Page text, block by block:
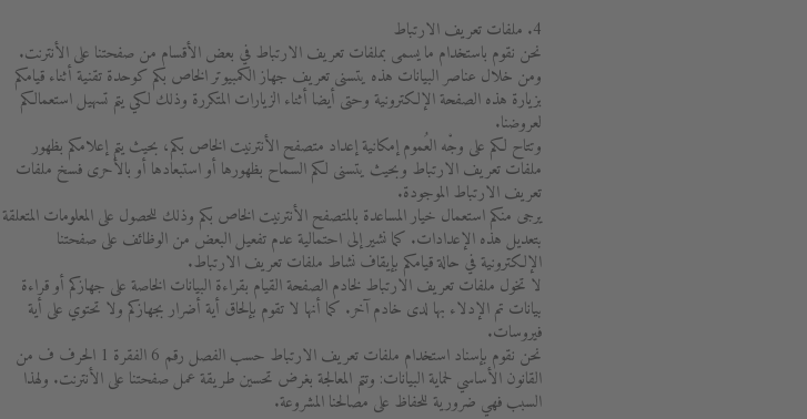
4. ملفات تعريف الارتباط
نحن نقوم باستخدام ما يسمى بملفات تعريف الارتباط في بعض الأقسام من صفحتنا على الأنترنت.
ومن خلال عناصر البيانات هذه يتسنى تعريف جهاز الكمبيوتر الخاص بكم كوحدة تقنية أثناء قيامكم
بزيارة هذه الصفحة الإلكترونية وحتى أيضا أثناء الزيارات المتكررة وذلك لكي يتم تسهيل استعمالكم
لعروضنا.
وتتاح لكم على وجْه العُموم إمكانية إعداد متصفح الأنترنيت الخاص بكم، بحيث يتم إعلامكم بظهور
ملفات تعريف الارتباط وبحيث يتسنى لكم السماح بظهورها أو استبعادها أو بالأحرى فسخ ملفات
تعريف الارتباط الموجودة.
يرجى منكم استعمال خيار المساعدة بالمتصفح الأنترنيت الخاص بكم وذلك للحصول على المعلومات المتعلقة
بتعديل هذه الإعدادات. كما نشير إلى احتمالية عدم تفعيل البعض من الوظائف على صفحتنا
الإلكترونية في حالة قيامكم بإيقاف نشاط ملفات تعريف الارتباط.
لا تخول ملفات تعريف الارتباط لخادم الصفحة القيام بقراءة البيانات الخاصة على جهازكم أو قراءة
بيانات تم الإدلاء بها لدى خادم آخر. كما أنها لا تقوم بإلحاق أية أضرار بجهازكم ولا تحتوي على أية
فيروسات.
نحن نقوم بإسناد استخدام ملفات تعريف الارتباط حسب الفصل رقم 6 الفقرة 1 الحرف ف من
القانون الأساسي لحماية البيانات: وتتم المعالجة بغرض تحسين طريقة عمل صفحتنا على الأنترنت. ولهذا
السبب فهي ضرورية للحفاظ على مصالحنا المشروعة.